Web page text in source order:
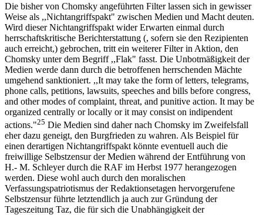
Die bisher von Chomsky angeführten Filter lassen sich in gewisser
Weise als ,,Nichtangriffspakt" zwischen Medien und Macht deuten.
Wird dieser Nichtangriffspakt wider Erwarten einmal durch
herrschaftskritische Berichterstattung (, sofern sie den Rezipienten
auch erreicht,) gebrochen, tritt ein weiterer Filter in Aktion, den
Chomsky unter dem Begriff ,,Flak" fasst. Die Unbotmäßigkeit der
Medien werde dann durch die betroffenen herrschenden Mächte
umgehend sanktioniert. ,,It may take the form of letters, telegrams,
phone calls, petitions, lawsuits, speeches and bills before congress,
and other modes of complaint, threat, and punitive action. It may be
organized centrally or locally or it may consist on indipendent
actions."25 Die Medien sind daher nach Chomsky im Zweifelsfall
eher dazu geneigt, den Burgfrieden zu wahren. Als Beispiel für
einen derartigen Nichtangriffspakt könnte eventuell auch die
freiwillige Selbstzensur der Medien während der Entführung von
H.- M. Schleyer durch die RAF im Herbst 1977 herangezogen
werden. Diese wohl auch durch den moralischen
Verfassungspatriotismus der Redaktionsetagen hervorgerufene
Selbstzensur führte letztendlich ja auch zur Gründung der
Tageszeitung Taz, die für sich die Unabhängigkeit der